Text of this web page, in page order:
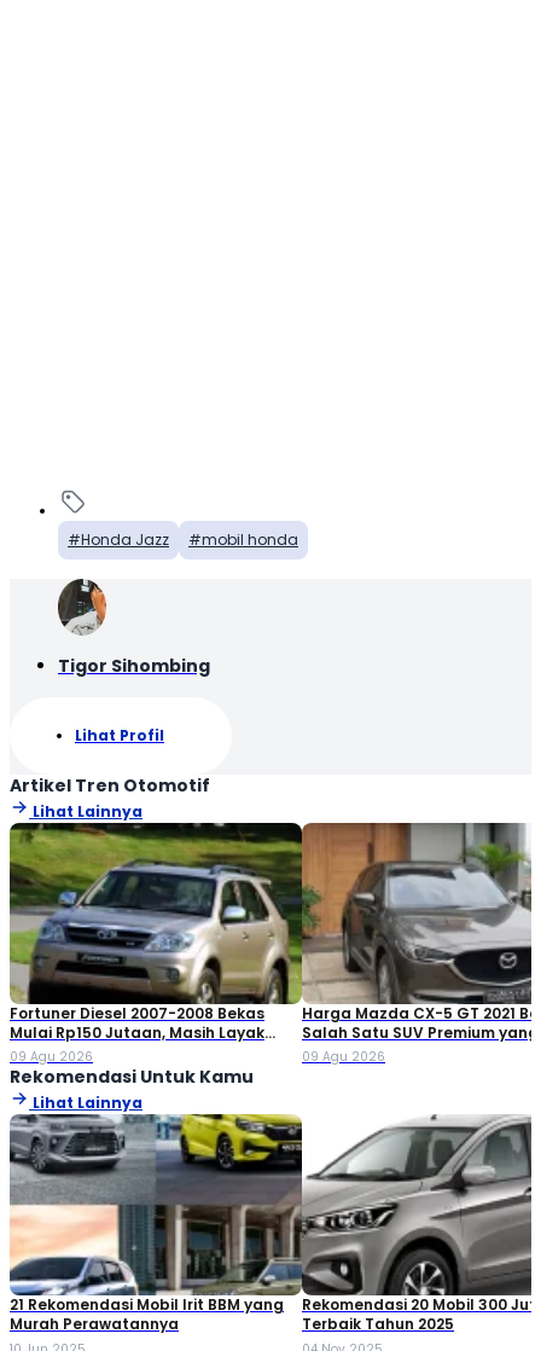
Honda Jazz mobil honda
Tigor Sihombing
Lihat Profil
Artikel Tren Otomotif
Lihat Lainnya
Fortuner Diesel 2007-2008 Bekas
Mulai Rp150 Jutaan, Masih Layak
Dibeli?
09 Agu 2026
Harga Mazda CX-5 GT 2021
Salah Satu SUV Premium
Dilirik
09 Agu 2026
Rekomendasi Untuk Kamu
Lihat Lainnya
21 Rekomendasi Mobil Irit BBM yang
Murah Perawatannya
Rekomendasi 20 Mobil 300
Terbaik Tahun 2025